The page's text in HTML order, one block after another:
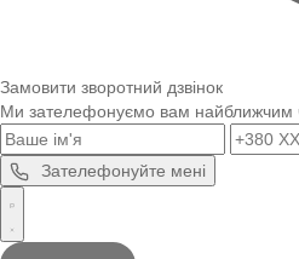
Замовити зворотний дзвінок
Ми зателефонуємо вам найближчим
Зателефонуйте мені